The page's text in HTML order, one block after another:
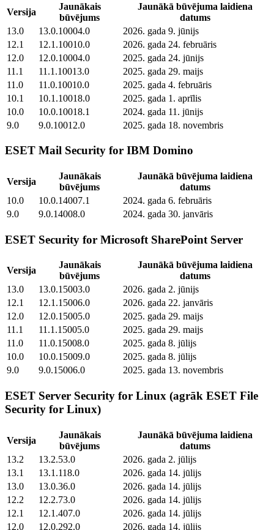
Versija
Jaunākais
būvējums
Jaunākā būvējuma laidiena
datums
13.0
13.0.10004.0
2026. gada 9. jūnijs
12.1
12.1.10010.0
2026. gada 24. februāris
12.0
12.0.10004.0
2025. gada 24. jūnijs
11.1
11.1.10013.0
2025. gada 29. maijs
11.0
11.0.10010.0
2025. gada 4. februāris
10.1
10.1.10018.0
2025. gada 1. aprīlis
10.0
10.0.10018.1
2024. gada 11. jūnijs
9.0
9.0.10012.0 2025. gada 18. novembris
ESET Mail Security for IBM Domino
Versija
Jaunākais
būvējums
Jaunākā būvējuma laidiena
datums
10.0
10.0.14007.1
2024. gada 6. februāris
9.0
9.0.14008.0 2024. gada 30. janvāris
ESET Security for Microsoft SharePoint Server
Versija
Jaunākais
būvējums
Jaunākā būvējuma laidiena
datums
13.0
13.0.15003.0
2026. gada 2. jūnijs
12.1
12.1.15006.0
2026. gada 22. janvāris
12.0
12.0.15005.0
2025. gada 29. maijs
11.1
11.1.15005.0
2025. gada 29. maijs
11.0
11.0.15008.0
2025. gada 8. jūlijs
10.0
10.0.15009.0
2025. gada 8. jūlijs
9.0
9.0.15006.0 2025. gada 13. novembris
ESET Server Security for Linux (agrāk ESET File
Security for Linux)
Versija
Jaunākais
būvējums
Jaunākā būvējuma laidiena
datums
13.2
13.2.53.0
2026. gada 2. jūlijs
13.1
13.1.118.0
2026. gada 14. jūlijs
13.0
13.0.36.0
2026. gada 14. jūlijs
12.2
12.2.73.0
2026. gada 14. jūlijs
12.1
12.1.407.0
2026. gada 14. jūlijs
12.0
12.0.292.0 2026. gada 14. jūlijs